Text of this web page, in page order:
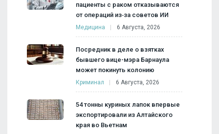
пациенты с раком отказываются
от операций из‑за советов ИИ
Медицина 6 Августа, 2026
Посредник в деле о взятках
бывшего вице-мэра Барнаула
может покинуть колонию
Криминал 6 Августа, 2026
54 тонны куриных лапок впервые
экспортировали из Алтайского
края во Вьетнам